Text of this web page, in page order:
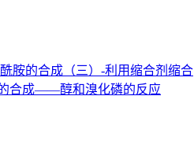
酰胺的合成（三）-利用缩合剂缩合